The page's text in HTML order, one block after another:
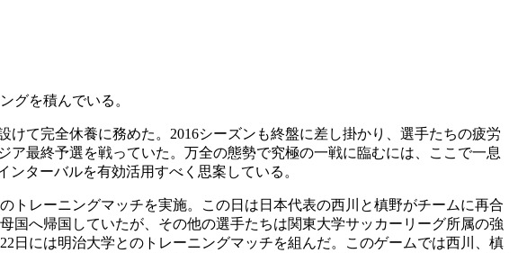
グを積んでいる。
て完全休養に務めた。2016シーズンも終盤に差し掛かり、選手たちの疲労
最終予選を戦っていた。万全の態勢で究極の一戦に臨むには、ここで一息
ターバルを有効活用すべく思案している。
トレーニングマッチを実施。この日は日本代表の西川と槙野がチームに再合
へ帰国していたが、その他の選手たちは関東大学サッカーリーグ所属の強
日には明治大学とのトレーニングマッチを組んだ。このゲームでは西川、槙